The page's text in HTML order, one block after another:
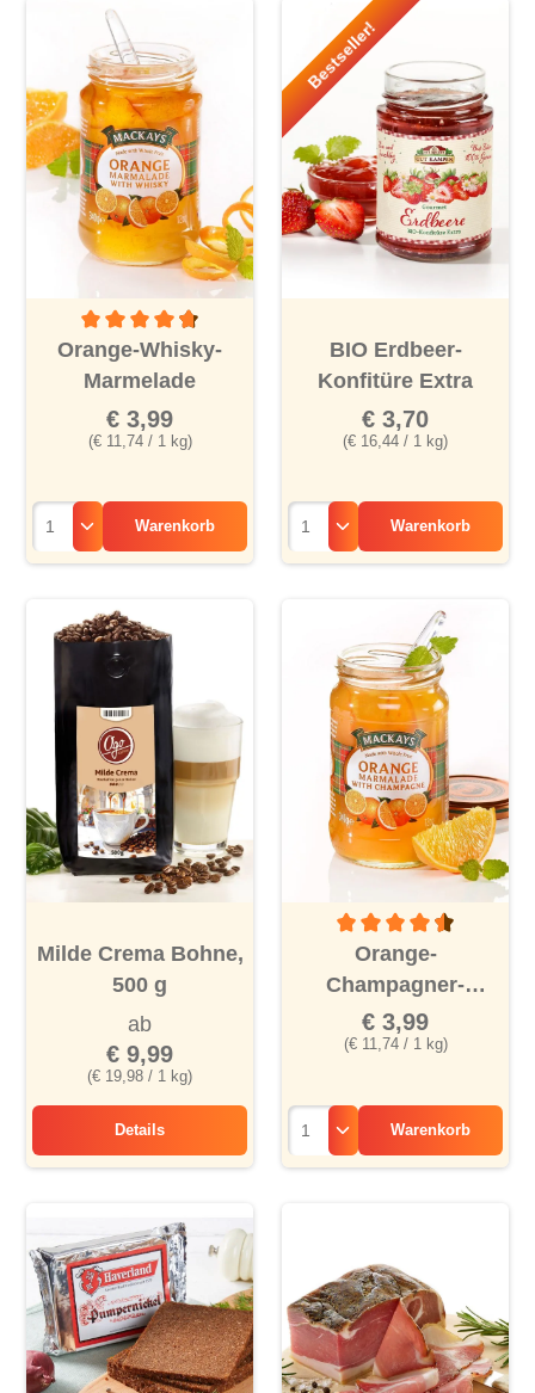
Durchschnittliche Bewertung von 4.8 von 5 Sternen
Orange-Whisky-
Marmelade
(€ 11,74 / 1 kg)
€ 3,99
Warenkorb
Bestseller!
BIO Erdbeer-
Konfitüre Extra
(€ 16,44 / 1 kg)
€ 3,70
Warenkorb
Milde Crema Bohne,
500 g
(€ 19,98 / 1 kg)
ab
€ 9,99
Details
Milde Crema Bohne, 500 g
Durchschnittliche
Orange-
Champagner-
Marmelade
(€ 11,74 / 1 kg)
€ 3,99
Warenkorb